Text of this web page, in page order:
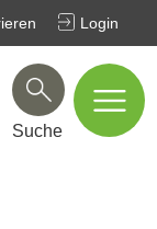
Login
Suche